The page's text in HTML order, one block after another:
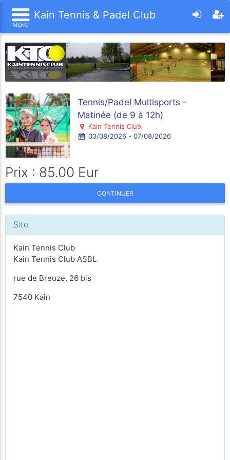
Kain Tennis & Padel Club
Tennis/Padel Multisports -
Matinée (de 9 à 12h)
Kain Tennis Club
03/08/2026 - 07/08/2026
Prix : 85.00 Eur
CONTINUER
Site
Kain Tennis Club
Kain Tennis Club ASBL
rue de Breuze, 26 bis
7540 Kain